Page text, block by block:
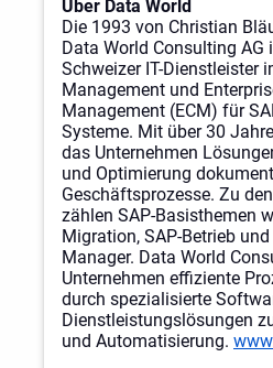
Über Data World
Die 1993 von Christian
Data World Consulting AG
Schweizer IT-Dienstleister
Management und
Management (ECM) für
Systeme. Mit über 30
das Unternehmen
und Optimierung
Geschäftsprozesse. Zu
zählen SAP-Basisthemen
Migration, SAP-Betrieb
Manager. Data World
Unternehmen effiziente
durch spezialisierte
Dienstleistungslösungen
und Automatisierung.